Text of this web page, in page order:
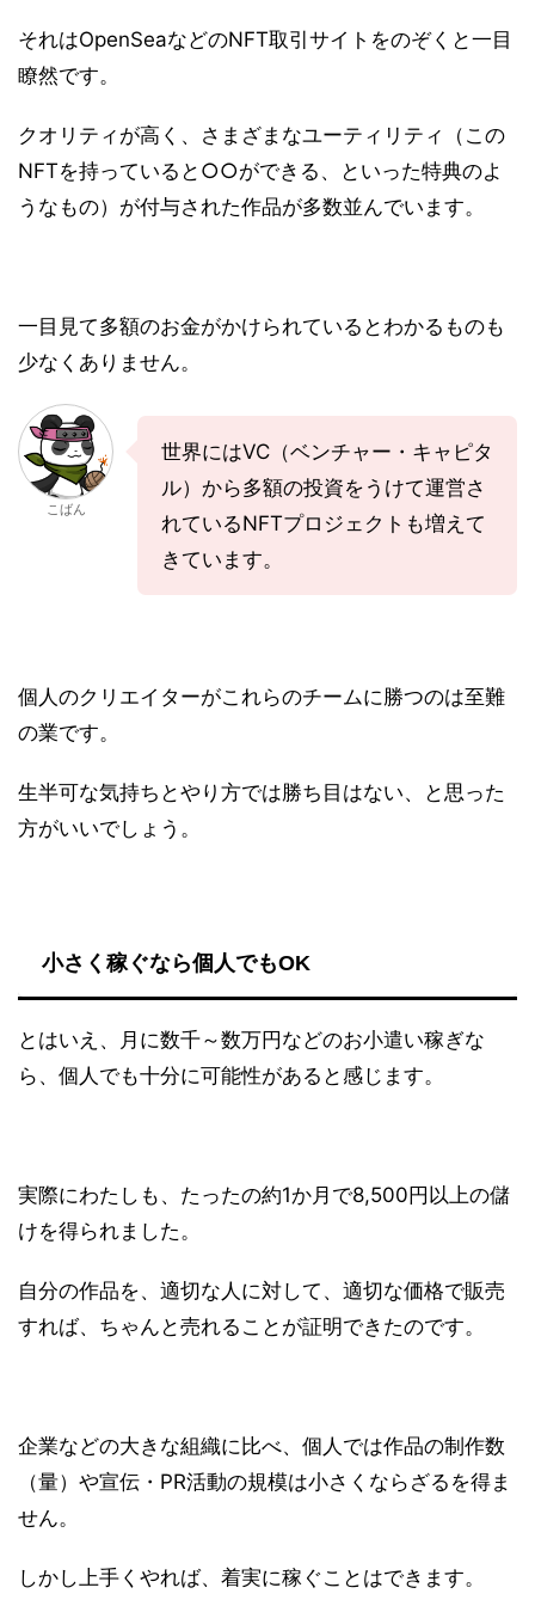
それはOpenSeaなどのNFT取引サイトをのぞくと一目
瞭然です。
クオリティが高く、さまざまなユーティリティ（この
NFTを持っていると○○ができる、といった特典のよ
うなもの）が付与された作品が多数並んでいます。
一目見て多額のお金がかけられているとわかるものも
少なくありません。
こばん
世界にはVC（ベンチャー・キャピタ
ル）から多額の投資をうけて運営さ
れているNFTプロジェクトも増えて
きています。
個人のクリエイターがこれらのチームに勝つのは至難
の業です。
生半可な気持ちとやり方では勝ち目はない、と思った
方がいいでしょう。
小さく稼ぐなら個人でもOK
とはいえ、月に数千～数万円などのお小遣い稼ぎな
ら、個人でも十分に可能性があると感じます。
実際にわたしも、たったの約1か月で8,500円以上の儲
けを得られました。
自分の作品を、適切な人に対して、適切な価格で販売
すれば、ちゃんと売れることが証明できたのです。
企業などの大きな組織に比べ、個人では作品の制作数
（量）や宣伝・PR活動の規模は小さくならざるを得ま
せん。
しかし上手くやれば、着実に稼ぐことはできます。